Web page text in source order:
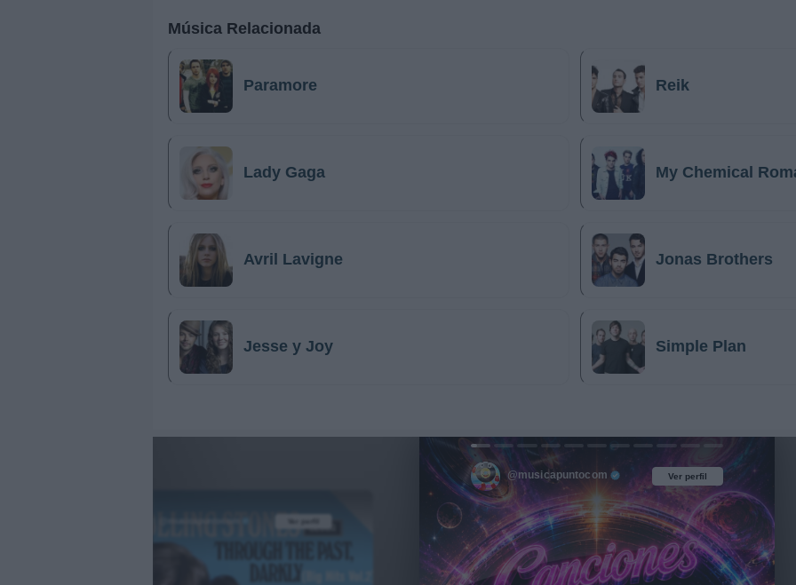
Música Relacionada
Paramore Reik
Lady Gaga My Chemical
Avril Lavigne Jonas Brothers
Jesse y Joy Simple Plan
Ver perfil
@musicapuntocom Ver perfil